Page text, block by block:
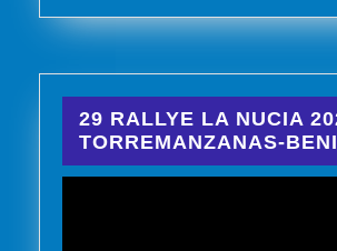
29 RALLYE LA NUCIA
TORREMANZANAS-